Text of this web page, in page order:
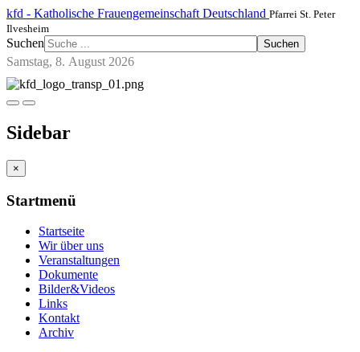
kfd - Katholische Frauengemeinschaft Deutschland Pfarrei St. Peter
Ilvesheim
Suchen Suchen
Samstag, 8. August 2026
Sidebar
×
Startmenü
Startseite
Wir über uns
Veranstaltungen
Dokumente
Bilder&Videos
Links
Kontakt
Archiv